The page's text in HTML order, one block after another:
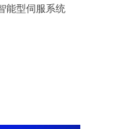
能型伺服系统